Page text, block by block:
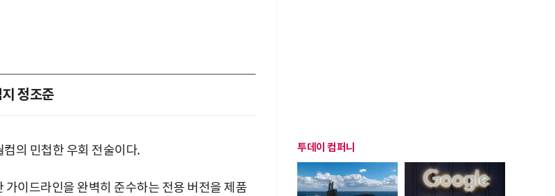
정조준
의 민첩한 우회 전술이다.
가이드라인을 완벽히 준수하는 전용 버전을 제품
투데이 컴퍼니